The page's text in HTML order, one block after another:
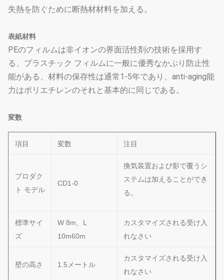
失熱を防ぐために断熱材材料を加える。
表紙材料
PEのフィルムは非イオンの界面活性剤の技術を採用す
る、プラスチック フィルムに一般に優秀なかぶり防止性
能がある、材料の保存性は通常1-5年であり、anti-aging能
力はポリエチレンのそれと基本的に同じである。
変数
項目 変数 注目
プロダク
ト モデル
CD1-0
換気装置および影で覆うシ
ステムは加えることができ
る。
標準サイ
ズ
W 8m、L
10m60m
カスタマイズされる受け入
れなさい
壁の高さ 1.5メートル
カスタマイズされる受け入
れなさい